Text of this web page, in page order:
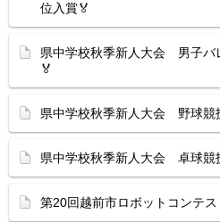
位入賞🏅
県中学校秋季新人大会 男子
🏅
県中学校秋季新人大会 野球
県中学校秋季新人大会 卓球
第20回越前市ロボットコンテス